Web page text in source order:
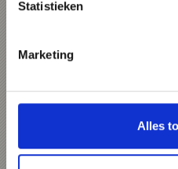
Statistieken
Marketing
Alles
nordic³ in de
Looptijd van het
51.598,68 €